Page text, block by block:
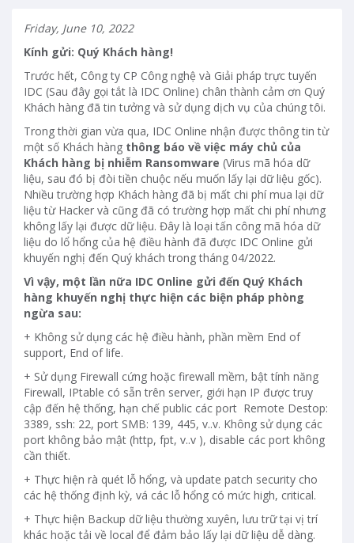
Friday, June 10, 2022
Kính gửi: Quý Khách hàng!
Trước hết, Công ty CP Công nghệ và Giải pháp trực tuyến
IDC (Sau đây gọi tắt là IDC Online) chân thành cảm ơn Quý
Khách hàng đã tin tưởng và sử dụng dịch vụ của chúng tôi.
Trong thời gian vừa qua, IDC Online nhận được thông tin từ
một số Khách hàng thông báo về việc máy chủ của
Khách hàng bị nhiễm Ransomware (Virus mã hóa dữ
liệu, sau đó bị đòi tiền chuộc nếu muốn lấy lại dữ liệu gốc).
Nhiều trường hợp Khách hàng đã bị mất chi phí mua lại dữ
liệu từ Hacker và cũng đã có trường hợp mất chi phí nhưng
không lấy lại được dữ liệu. Đây là loại tấn công mã hóa dữ
liệu do lổ hổng của hệ điều hành đã được IDC Online gửi
khuyến nghị đến Quý khách trong tháng 04/2022.
Vì vậy, một lần nữa IDC Online gửi đến Quý Khách
hàng khuyến nghị thực hiện các biện pháp phòng
ngừa sau:
+ Không sử dụng các hệ điều hành, phần mềm End of
support, End of life.
+ Sử dụng Firewall cứng hoặc firewall mềm, bật tính năng
Firewall, IPtable có sẵn trên server, giới hạn IP được truy
cập đến hệ thống, hạn chế public các port Remote Destop:
3389, ssh: 22, port SMB: 139, 445, v..v. Không sử dụng các
port không bảo mật (http, fpt, v..v ), disable các port không
cần thiết.
+ Thực hiện rà quét lỗ hổng, và update patch security cho
các hệ thống định kỳ, vá các lỗ hổng có mức high, critical.
+ Thực hiện Backup dữ liệu thường xuyên, lưu trữ tại vị trí
khác hoặc tải về local để đảm bảo lấy lại dữ liệu dễ dàng.